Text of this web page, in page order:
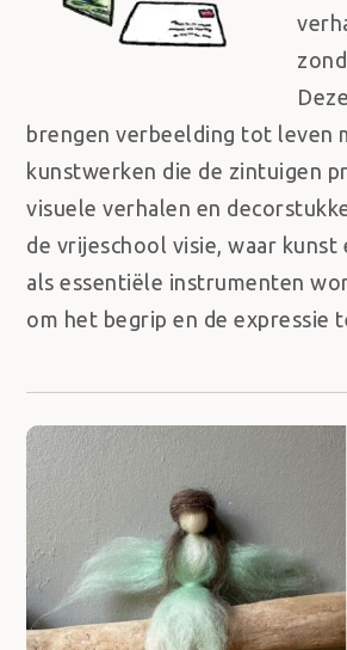
brengen verbeelding tot leven
kunstwerken die de zintuigen
visuele verhalen en
de vrijeschool visie, waar
als essentiële instrumenten
om het begrip en de expressie